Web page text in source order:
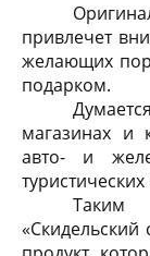
привлечет
желающих
подарком.
магазинах и
авто- и
Таким
«Скидельский